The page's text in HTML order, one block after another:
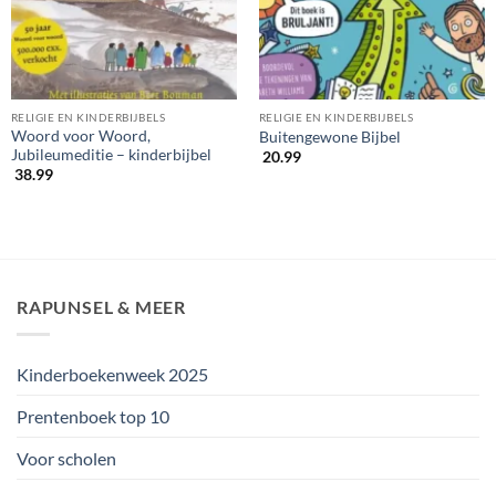
RELIGIE EN KINDERBIJBELS
Woord voor Woord,
Jubileumeditie – kinderbijbel
38.99
RELIGIE EN KINDERBIJBELS
Buitengewone Bijbel
20.99
RAPUNSEL & MEER
Kinderboekenweek 2025
Prentenboek top 10
Voor scholen